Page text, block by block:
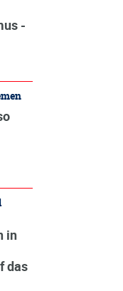
-
in
das